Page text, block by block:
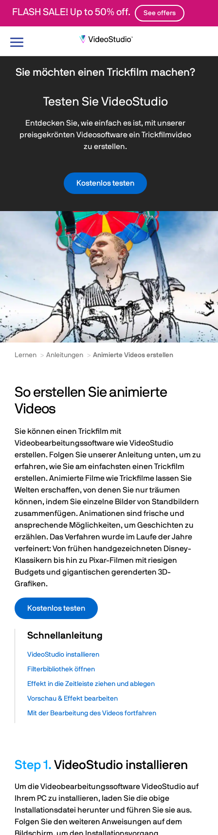
FLASH SALE! Up to 50% off. See offers
Navigation
Sie möchten einen Trickfilm machen?
Testen Sie VideoStudio
Entdecken Sie, wie einfach es ist, mit unserer
preisgekrönten Videosoftware ein Trickfilmvideo
zu erstellen.
Kostenlos testen
Lernen Anleitungen Animierte Videos erstellen
So erstellen Sie animierte
Videos
Sie können einen Trickfilm mit
Videobearbeitungssoftware wie VideoStudio
erstellen. Folgen Sie unserer Anleitung unten, um zu
erfahren, wie Sie am einfachsten einen Trickfilm
erstellen. Animierte Filme wie Trickfilme lassen Sie
Welten erschaffen, von denen Sie nur träumen
können, indem Sie einzelne Bilder von Standbildern
zusammenfügen. Animationen sind frische und
ansprechende Möglichkeiten, um Geschichten zu
erzählen. Das Verfahren wurde im Laufe der Jahre
verfeinert: Von frühen handgezeichneten Disney-
Klassikern bis hin zu Pixar-Filmen mit riesigen
Budgets und gigantischen gerenderten 3D-
Grafiken.
Kostenlos testen
Schnellanleitung
VideoStudio installieren
Filterbibliothek öffnen
Effekt in die Zeitleiste ziehen und ablegen
Vorschau & Effekt bearbeiten
Mit der Bearbeitung des Videos fortfahren
VideoStudio installieren
Um die Videobearbeitungssoftware VideoStudio auf
Ihrem PC zu installieren, laden Sie die obige
Installationsdatei herunter und führen Sie sie aus.
Folgen Sie den weiteren Anweisungen auf dem
Bildschirm, um den Installationsvorgang